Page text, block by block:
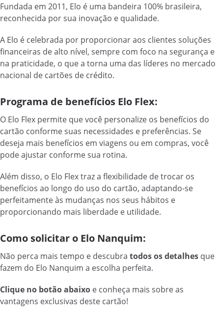
Fundada em 2011, Elo é uma bandeira 100% brasileira,
reconhecida por sua inovação e qualidade.
A Elo é celebrada por proporcionar aos clientes soluções
financeiras de alto nível, sempre com foco na segurança e
na praticidade, o que a torna uma das líderes no mercado
nacional de cartões de crédito.
Programa de benefícios Elo Flex:
O Elo Flex permite que você personalize os benefícios do
cartão conforme suas necessidades e preferências. Se
deseja mais benefícios em viagens ou em compras, você
pode ajustar conforme sua rotina.
Além disso, o Elo Flex traz a flexibilidade de trocar os
benefícios ao longo do uso do cartão, adaptando-se
perfeitamente às mudanças nos seus hábitos e
proporcionando mais liberdade e utilidade.
Como solicitar o Elo Nanquim:
Não perca mais tempo e descubra todos os detalhes que
fazem do Elo Nanquim a escolha perfeita.
Clique no botão abaixo e conheça mais sobre as
vantagens exclusivas deste cartão!